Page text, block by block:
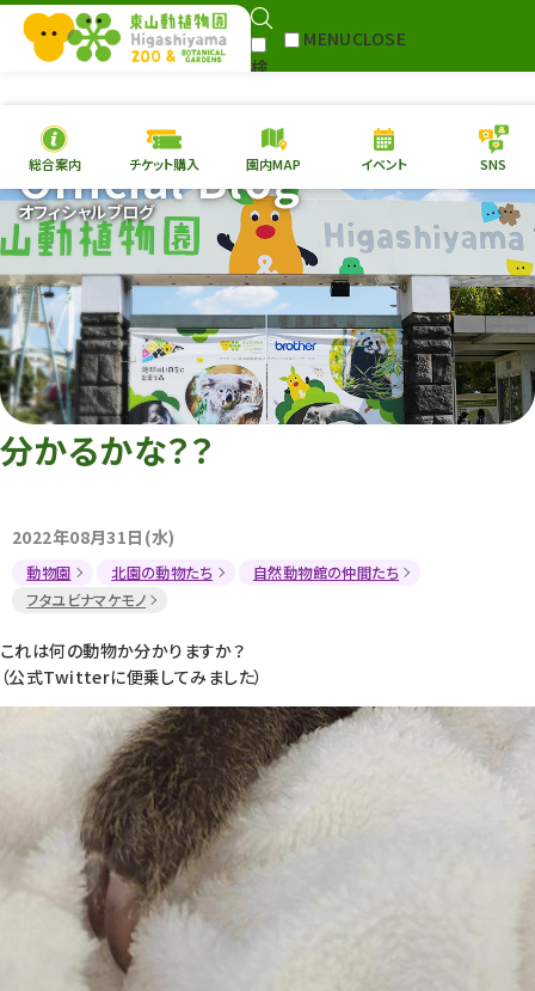
検
MENUCLOSE
本日の開園情報 チケ
園内MAP イベント
総合案内
動物園 植物園
再生プラン
東山動植物園
への支援
総合案内 チケット購入 園内MAP イベント SNS
オフィシャルブログ
Official Blog
分かるかな？？
2022年08月31日(水)
動物園 北園の動物たち
自然動物館の仲間たち
フタユビナマケモノ
これは何の動物か分かりますか？
（公式Twitterに便乗してみました）